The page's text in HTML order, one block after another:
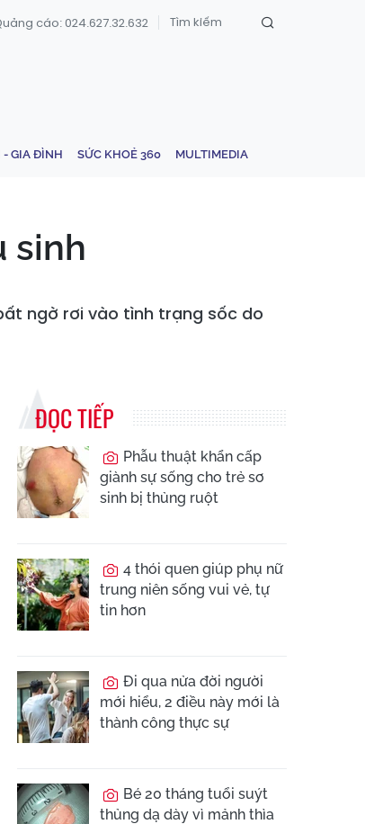
cáo: 024.627.32.632
- GIA ĐÌNH SỨC KHOẺ 360 MULTIMEDIA
sinh
ngờ rơi vào tình trạng sốc do
ĐỌC TIẾP
Phẫu thuật khẩn cấp
giành sự sống cho trẻ sơ
sinh bị thủng ruột
4 thói quen giúp phụ nữ
trung niên sống vui vẻ, tự
tin hơn
Đi qua nửa đời người
mới hiểu, 2 điều này mới là
thành công thực sự
Bé 20 tháng tuổi suýt
thủng dạ dày vì mảnh thìa